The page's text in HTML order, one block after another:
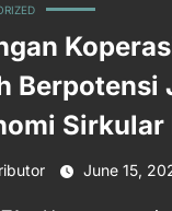
Berpotensi
Sirkular
June 15,